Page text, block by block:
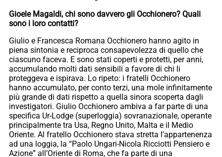
Gioele Magaldi, chi sono davvero gli Occhionero? Quali
sono i loro contatti?
Giulio e Francesca Romana Occhionero hanno agito in
piena sintonia e reciproca consapevolezza di quello che
ciascuno faceva. E sono stati coperti e protetti, per anni,
accumulando molti dati sensibili a favore di chi li
proteggeva e ispirava. Lo ripeto: i fratelli Occhionero
hanno accumulato, per conto terzi, una mole infinitamente
più grande di dati rispetto a quella sinora scoperta dagli
investigatori. Giulio Occhionero ambiva a far parte di una
specifica Ur-Lodge (superloggia) sovranazionale, operante
principalmente tra Usa, Regno Unito, Malta e il Medio
Oriente. Al fratello Occhionero stava stretta l’appartenenza
ad una loggia, la “Paolo Ungari-Nicola Ricciotti Pensiero e
Azione” all’Oriente di Roma, che fa parte di una